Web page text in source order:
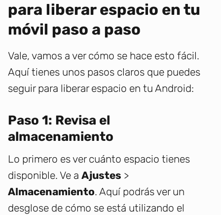
para liberar espacio en tu
móvil paso a paso
Vale, vamos a ver cómo se hace esto fácil.
Aquí tienes unos pasos claros que puedes
seguir para liberar espacio en tu Android:
Paso 1: Revisa el
almacenamiento
Lo primero es ver cuánto espacio tienes
disponible. Ve a Ajustes >
Almacenamiento. Aquí podrás ver un
desglose de cómo se está utilizando el